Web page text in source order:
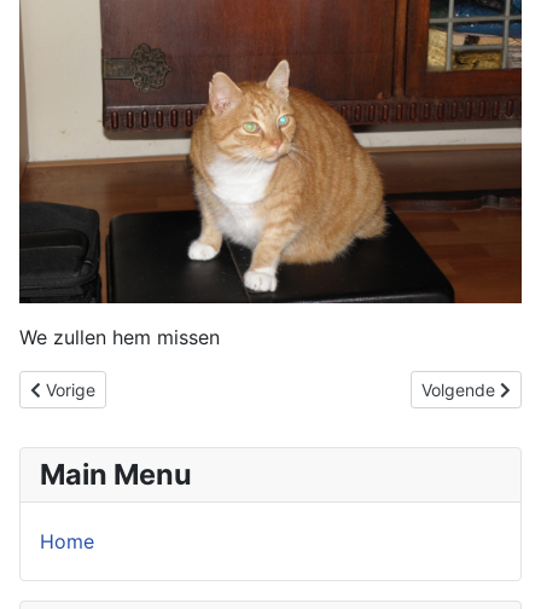
We zullen hem missen
Vorig artikel: nieuwe poes
Vorige Volgende
Volgende
Main Menu
Home